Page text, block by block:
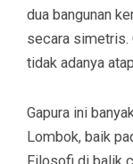
dua bangunan
secara simetris.
tidak adanya
Gapura ini
Lombok, baik
Filosofi di balik